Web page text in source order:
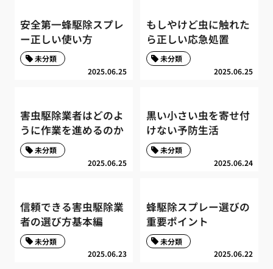
安全第一蜂駆除スプレ
ー正しい使い方
2025.06.25
未分類
もしやけど虫に触れた
ら正しい応急処置
2025.06.25
未分類
害虫駆除業者はどのよ
うに作業を進めるのか
2025.06.25
未分類
黒い小さい虫を寄せ付
けない予防生活
2025.06.24
未分類
信頼できる害虫駆除業
者の選び方基本編
2025.06.23
未分類
蜂駆除スプレー選びの
重要ポイント
2025.06.22
未分類